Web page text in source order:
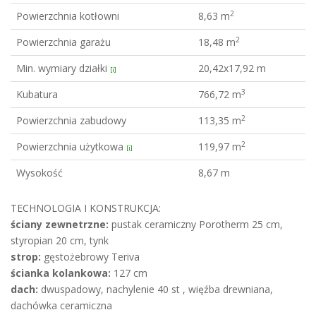
Powierzchnia kotłowni 8,63 m2
Powierzchnia garażu 18,48 m2
Min. wymiary działki [i]
20,42x17,92 m
Kubatura
766,72 m3
Powierzchnia zabudowy 113,35 m2
Powierzchnia użytkowa [i] 119,97 m2
Wysokość 8,67 m
TECHNOLOGIA I KONSTRUKCJA:
ściany zewnetrzne: pustak ceramiczny Porotherm 25 cm,
styropian 20 cm, tynk
strop: gęstożebrowy Teriva
ścianka kolankowa: 127 cm
dach: dwuspadowy, nachylenie 40 st , więźba drewniana,
dachówka ceramiczna